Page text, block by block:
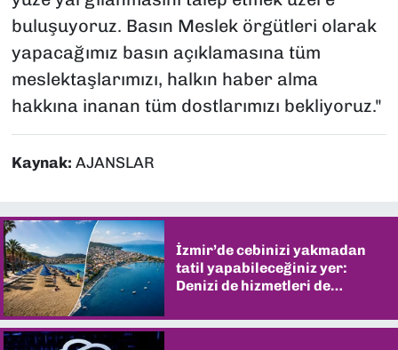
buluşuyoruz. Basın Meslek örgütleri olarak
yapacağımız basın açıklamasına tüm
meslektaşlarımızı, halkın haber alma
hakkına inanan tüm dostlarımızı bekliyoruz."
Kaynak: AJANSLAR
İzmir’de cebinizi yakmadan
tatil yapabileceğiniz yer:
Denizi de hizmetleri de